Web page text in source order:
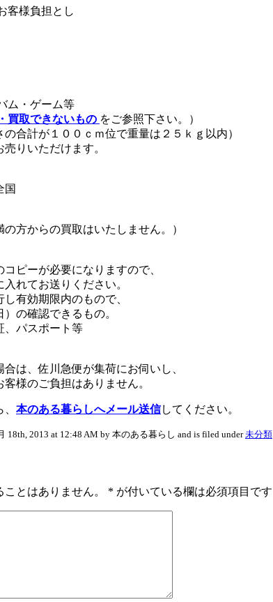
客様負担とし
ム・ゲーム等
買取できないもの をご参照下さい。）
合計が１００ｃｍ位で重量は２５ｋｇ以内）
りいただけます。
国
方からの買取はいたしません。）
ピーが必要になりますので、
れてお送りください。
有効期限内のもので、
の確認できるもの。
、パスポート等
は、佐川急便が集荷にお伺いし、
様のご負担はありません。
本のある暮らしへメール送信してください。
18th, 2013 at 12:48 AM by 本のある暮らし and is filed under未分類
とはありません。 * が付いている欄は必須項目です